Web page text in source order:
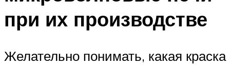
при их производстве
Желательно понимать, какая краска